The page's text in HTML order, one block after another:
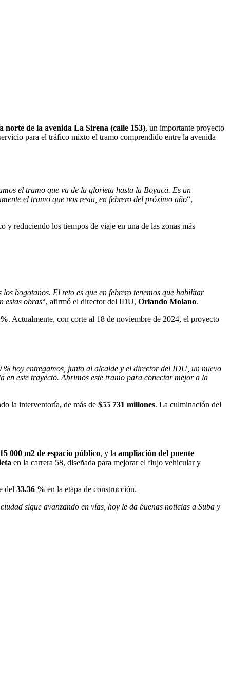
norte de la avenida La Sirena (calle 153), un importante proyecto
para el tráfico mixto el tramo comprendido entre la avenida
el tramo que va de la glorieta hasta la Boyacá. Es un
el tramo que nos resta, en febrero del próximo año“,
y reduciendo los tiempos de viaje en una de las zonas más
bogotanos. El reto es que en febrero tenemos que habilitar
estas obras“, afirmó el director del IDU, Orlando Molano.
. Actualmente, con corte al 18 de noviembre de 2024, el proyecto
% hoy entregamos, junto al alcalde y el director del IDU, un nuevo
este trayecto. Abrimos este tramo para conectar mejor a la
la interventoría, de más de $55 731 millones. La culminación del
000 m2 de espacio público, y la ampliación del puente
en la carrera 58, diseñada para mejorar el flujo vehicular y
del 33.36 % en la etapa de construcción.
sigue avanzando en vías, hoy le da buenas noticias a Suba y